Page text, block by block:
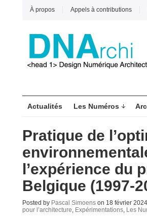
À propos Appels à contributions
Actualités Les Numéros
Pratique de
l’expérience du
Belgique (1997-
Posted by Pascal Simoens on 18 février
pour l’architecture, Expérimentations, Les